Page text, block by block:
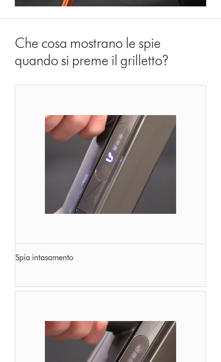
Che cosa mostrano le spie
quando si preme il grilletto?
Spia intasamento